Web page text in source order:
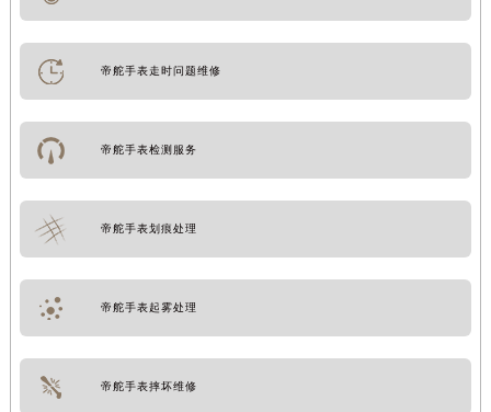
帝舵手表走时问题维修
帝舵手表检测服务
帝舵手表划痕处理
帝舵手表起雾处理
帝舵手表摔坏维修